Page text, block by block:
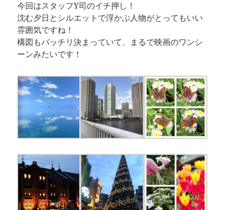
今回はスタッフY司のイチ押し！
沈む夕日とシルエットで浮かぶ人物がとってもいい
雰囲気ですね！
構図もバッチリ決まっていて、まるで映画のワンシ
ーンみたいです！